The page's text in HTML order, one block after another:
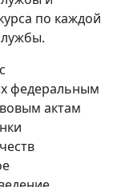
по каждой
федеральным
актам